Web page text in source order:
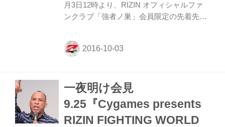
月3日12時より、RIZIN オフィシャルファ
ンクラブ「強者ノ巣」会員限定の先着先行
時まで。 なお、現時点では会員でない方も
入会すればチケット申込みが可能となって
ら！ 大会概要 ◯大会名 Cygames presents
RIZIN FIGHTING WORLD GRAND-PRIX
2016 無差別級トーナメント 2nd ROUND／
Final ROUND ◯開催日時 2016年12月29日
一夜明け会見
9.25『Cygames presents
RIZIN FIGHTING WORLD